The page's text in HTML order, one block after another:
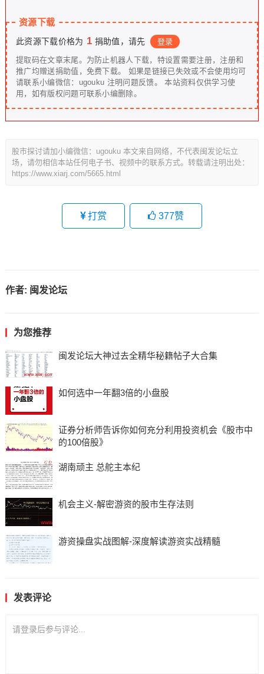
资源下载
此资源下载价格为 1 捐助值，请先 登录
提取码在文章末尾。为防止机器人下载，特设置需要注册，注册和
推广均赠送捐助值，免费下载。 如果是链接已失效或不会使用均可
请联系小编微信：ugouku 注明问题反馈。 本站资料仅供学习使
用，如有版权问题可联系小编删除。
股市探讨请加小编微信：ugouku 本文来自网络，不代表闽发论坛立
场，请勿相信本站任何电子书、视频中的联系方式。转载请注明出处：
https://www.xiarj.com/5665.html
打赏 377赞
作者: 闽发论坛
为您推荐
闽发论坛大神过去全精华秘籍帖子大合集
如何选中一年翻3倍的小盘股
证券分析师告诉你如何充分利用投资机会《股市中
的100倍股》
湖南顽主 总舵主本纪
机会主义-解密游资的股市生存法则
游资操盘实战图解-深度解读游资实战精髓
发表评论
请登录后参与评论...